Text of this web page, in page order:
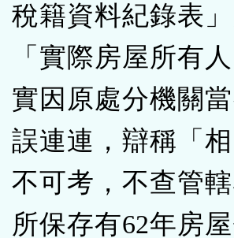
稅籍資料紀錄表
「實際房屋所有
實因原處分機關
誤連連，辯稱「
不可考，不查管
所保存有62年房